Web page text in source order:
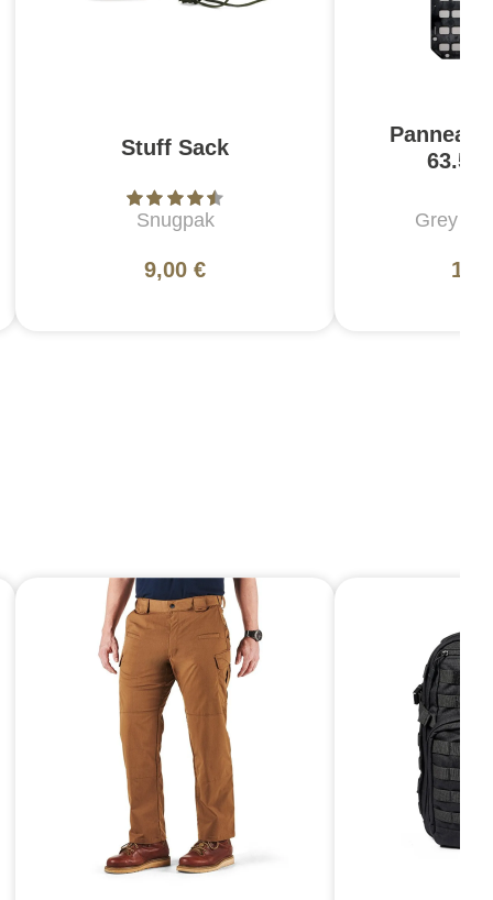
Stuff Sack
Snugpak
9,00 €
Panneau
63.5
Grey